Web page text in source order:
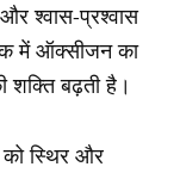
श्वास-प्रश्वास
में ऑक्सीजन का
शक्ति बढ़ती है।
को स्थिर और